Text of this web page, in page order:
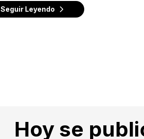
Seguir Leyendo
Hoy se